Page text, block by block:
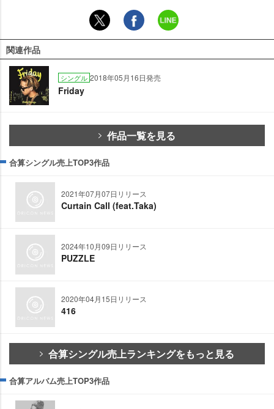
関連作品
シングル 2018年05月16日発売
Friday
作品一覧を見る
合算シングル売上TOP3作品
2021年07月07日リリース
Curtain Call (feat.Taka)
2024年10月09日リリース
PUZZLE
2020年04月15日リリース
416
合算シングル売上ランキングをもっと見る
合算アルバム売上TOP3作品